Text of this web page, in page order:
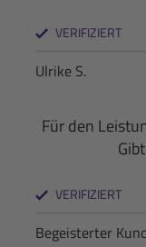
VERIFIZIERT
Ulrike S.
Für den
VERIFIZIERT
Begeisterter